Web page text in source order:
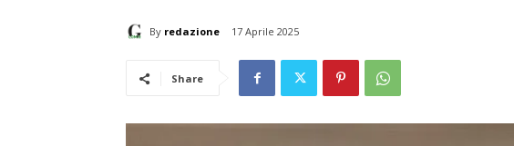
By redazione 17 Aprile 2025
Share